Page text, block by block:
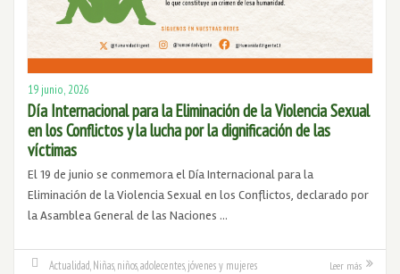
19 junio, 2026
Día Internacional para la Eliminación de la Violencia Sexual
en los Conflictos y la lucha por la dignificación de las
víctimas
El 19 de junio se conmemora el Día Internacional para la
Eliminación de la Violencia Sexual en los Conflictos, declarado por
la Asamblea General de las Naciones …
Actualidad Niñas, niños, adolecentes, jóvenes y mujeres Leer más